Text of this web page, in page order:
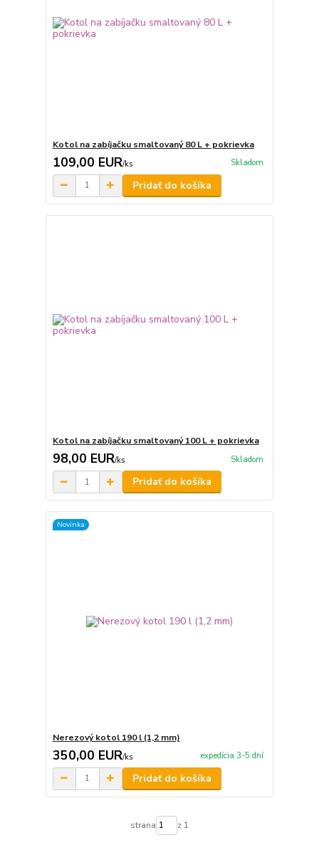
Kotol na zabíjačku smaltovaný 80 L + pokrievka
109,00 EUR/ks Skladom
Pridať do košíka
Kotol na zabíjačku smaltovaný 100 L + pokrievka
98,00 EUR/ks Skladom
Pridať do košíka
Novinka
Nerezový kotol 190 l (1,2 mm)
350,00 EUR/ks expedícia 3-5 dní
Pridať do košíka
strana z 1